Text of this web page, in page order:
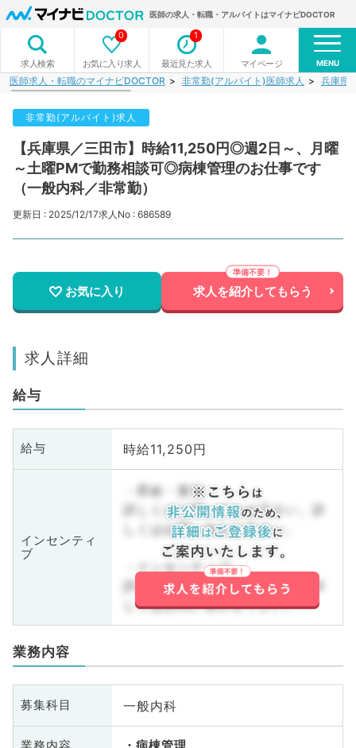
医師の求人・転職・アルバイトはマイナビDOCTOR
求人検索 お気に入り求人
0
最近見た求人
1
マイページ MENU
医師求人・転職のマイナビDOCTOR 非常勤(アルバイト)医師求人 兵庫県
非常勤(アルバイト)求人
【兵庫県／三田市】時給11,250円◎週2日～、月曜
～土曜PMで勤務相談可◎病棟管理のお仕事です
（一般内科／非常勤）
更新日 : 2025/12/17求人No : 686589
お気に入り 求人を紹介してもらう
求人詳細
給与
給与 時給11,250円
インセンティ
ブ
・昇給・賞与
詳しくはお問い合わせ下さい。詳
しくはお問い合わせ下さい。
・インセンティブ
詳しくはお問い合わせ下さい。詳
しくはお問い合わせ下さい。
業務内容
募集科目 一般内科